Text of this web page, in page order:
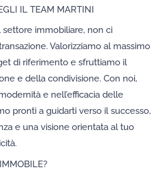
IL TEAM MARTINI
immobiliare, non ci
Valorizziamo al massimo
di riferimento e sfruttiamo il
e della condivisione. Con noi,
e nell’efficacia delle
pronti a guidarti verso il successo,
e una visione orientata al tuo